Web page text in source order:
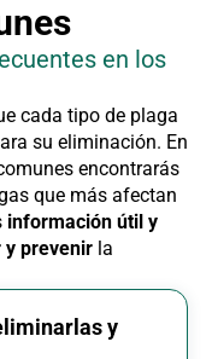
en los
cada tipo de plaga
su eliminación. En
encontrarás
que más afectan
información útil y
y prevenir la
y